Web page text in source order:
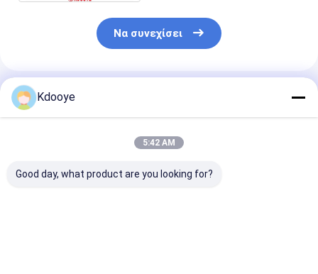
Να συνεχίσει
Συνιστώμενα Προϊόντα
Kdooye
5:42 AM
Good day, what product are you looking for?